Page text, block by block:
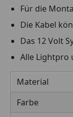
Für die
Die Kabel
Das 12 Volt
Alle Lightpro
Material
Farbe